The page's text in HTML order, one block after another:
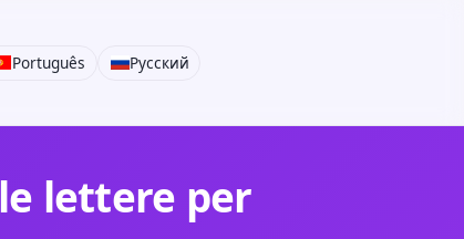
Português
Русский
lettere per